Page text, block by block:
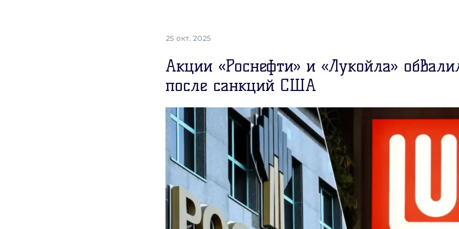
25 окт. 2025
Акции «Роснефти» и «Лукойла»
после санкций США